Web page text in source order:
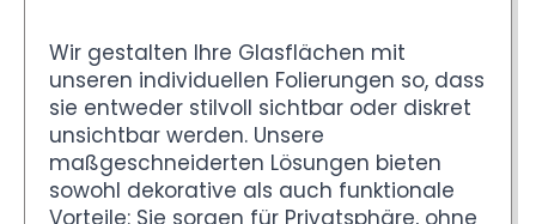
Wir gestalten Ihre Glasflächen mit
unseren individuellen Folierungen so, dass
sie entweder stilvoll sichtbar oder diskret
unsichtbar werden. Unsere
maßgeschneiderten Lösungen bieten
sowohl dekorative als auch funktionale
Vorteile: Sie sorgen für Privatsphäre, ohne